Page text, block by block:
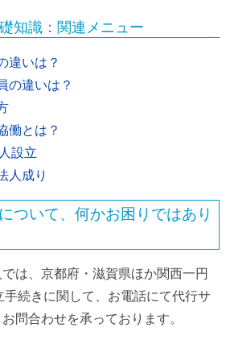
知識：関連メニュー
違いは？
の違いは？
働とは？
設立
人成り
ついて、何かお困りではあり
は、京都府・滋賀県ほか関西一円
手続きに関して、お電話にて代行サ
問合わせを承っております。